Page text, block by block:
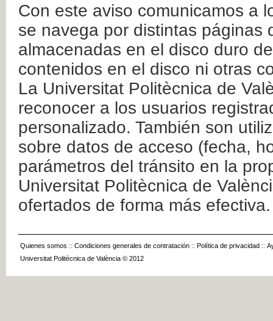
Con este aviso comunicamos a
se navega por distintas páginas
almacenadas en el disco duro
contenidos en el disco ni otras
La Universitat Politècnica de
reconocer a los usuarios
personalizado. También son
sobre datos de acceso (fecha,
parámetros del tránsito en la
Universitat Politècnica de
ofertados de forma más efectiva.
Quienes somos :: Condiciones generales de contratación :: Política de privacidad ::
Universitat Politècnica de València © 2012